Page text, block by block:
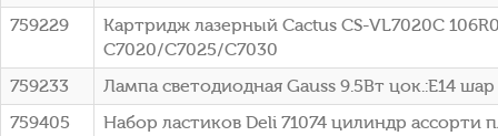
759229
Картридж лазерный Cactus CS-VL7020C
C7020/C7025/C7030
759233
Лампа светодиодная Gauss 9.5Вт цок.:E14 шар
759405
Набор ластиков Deli 71074 цилиндр ассорти